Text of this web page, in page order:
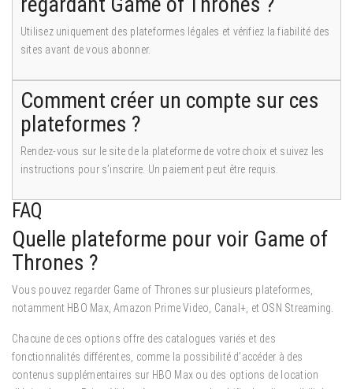
Utilisez uniquement des plateformes légales et vérifiez la fiabilité des
sites avant de vous abonner.
Comment créer un compte sur ces
plateformes ?
Rendez-vous sur le site de la plateforme de votre choix et suivez les
instructions pour s’inscrire. Un paiement peut être requis.
FAQ
Quelle plateforme pour voir Game of
Thrones ?
Vous pouvez regarder Game of Thrones sur plusieurs plateformes,
notamment HBO Max, Amazon Prime Video, Canal+, et OSN Streaming.
Chacune de ces options offre des catalogues variés et des
fonctionnalités différentes, comme la possibilité d’accéder à des
contenus supplémentaires sur HBO Max ou des options de location